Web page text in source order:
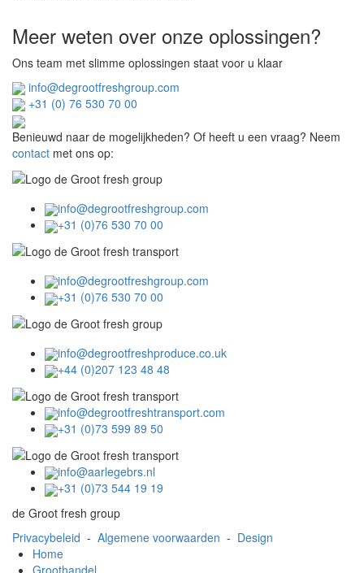
Meer weten over onze oplossingen?
Ons team met slimme oplossingen staat voor u klaar
info@degrootfreshgroup.com
+31 (0) 76 530 70 00
Benieuwd naar de mogelijkheden? Of heeft u een vraag? Neem
contact met ons op:
info@degrootfreshgroup.com
+31 (0)76 530 70 00
info@degrootfreshgroup.com
+31 (0)76 530 70 00
info@degrootfreshproduce.co.uk
+44 (0)207 123 48 48
info@degrootfreshtransport.com
+31 (0)73 599 89 50
info@aarlegebrs.nl
+31 (0)73 544 19 19
de Groot fresh group
Privacybeleid - Algemene voorwaarden - Design
Home
Groothandel